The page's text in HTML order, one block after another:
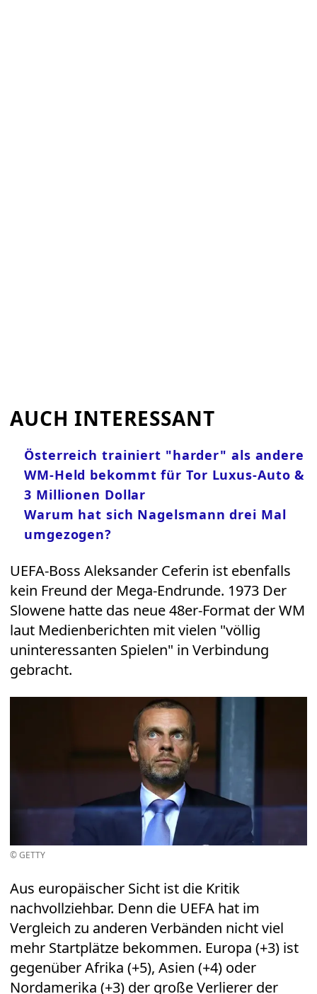
AUCH INTERESSANT
Österreich trainiert "harder" als andere
WM-Held bekommt für Tor Luxus-Auto &
3 Millionen Dollar
Warum hat sich Nagelsmann drei Mal
umgezogen?
UEFA-Boss Aleksander Ceferin ist ebenfalls
kein Freund der Mega-Endrunde. 1973 Der
Slowene hatte das neue 48er-Format der WM
laut Medienberichten mit vielen "völlig
uninteressanten Spielen" in Verbindung
gebracht.
© GETTY
Aus europäischer Sicht ist die Kritik
nachvollziehbar. Denn die UEFA hat im
Vergleich zu anderen Verbänden nicht viel
mehr Startplätze bekommen. Europa (+3) ist
gegenüber Afrika (+5), Asien (+4) oder
Nordamerika (+3) der große Verlierer der